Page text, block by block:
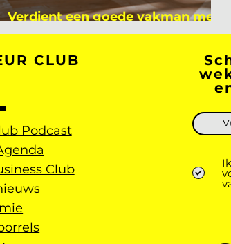
Verdient een goede vakman meer
dan een gemiddelde academicus?
CLUB
Podcast
Club